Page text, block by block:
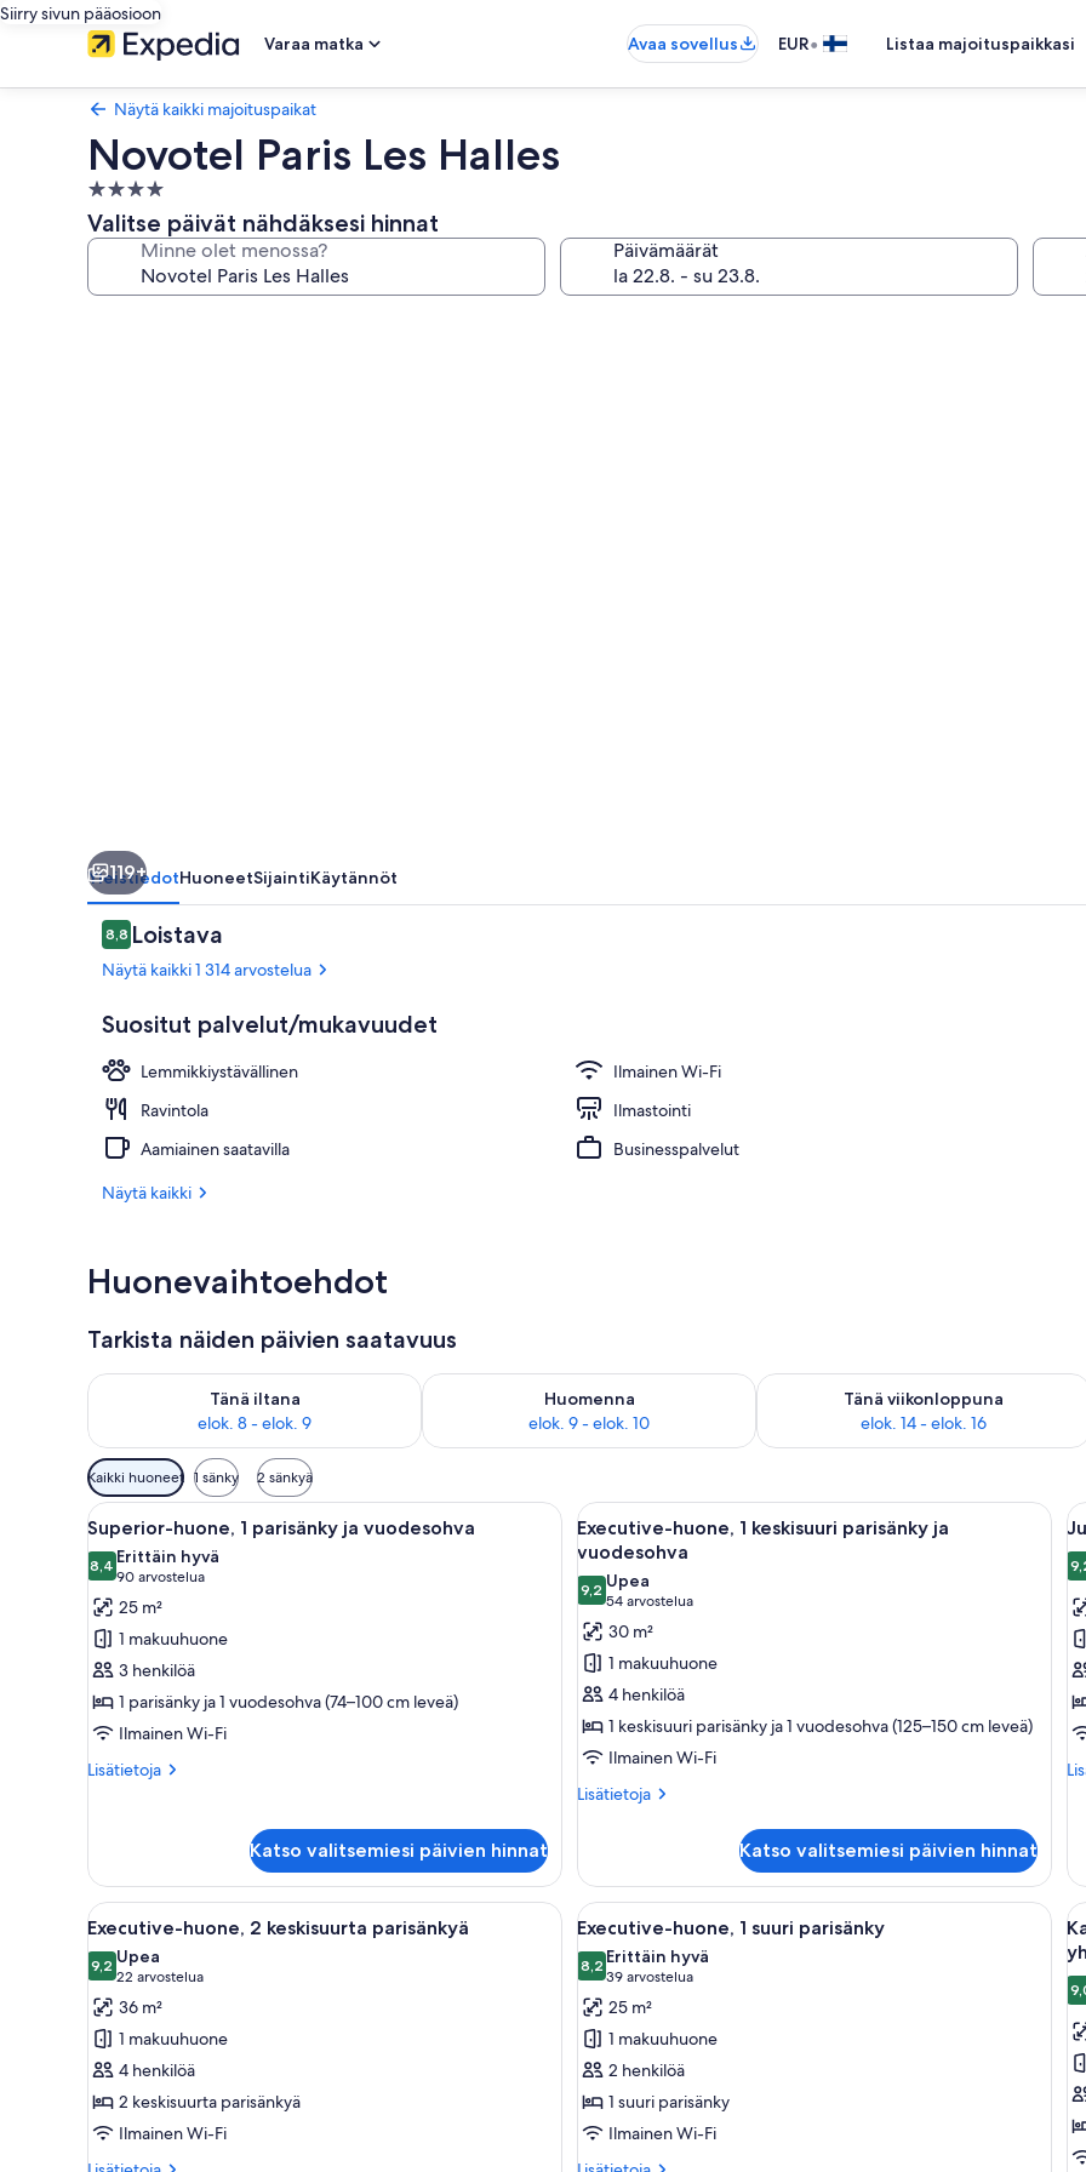
Siirry sivun pääosioon
Varaa matka
Avaa sovellus EUR• Listaa majoituspaikkasi
Näytä kaikki majoituspaikat
Novotel Paris Les Halles
4.0
tähden
majoituspaikka
Valitse päivät nähdäksesi hinnat
Minne olet menossa? Päivämäärät
119+
YleistiedotHuoneetSijaintiKäytännöt
Arvostelut
8,88,8 kautta 10.
Loistava
Näytä kaikki 1 314 arvostelua
Suositut palvelut/mukavuudet
Lemmikkiystävällinen
Ilmainen Wi-Fi
Ravintola
Ilmastointi
Aamiainen saatavilla
Businesspalvelut
Näytä kaikki
Huonevaihtoehdot
Tarkista näiden päivien saatavuus
Tänä iltana
elok. 8 - elok. 9
Tarkista tämän illan saatavuus elok. 8 - elok. 9
Huomenna
elok. 9 - elok. 10
Tarkista huomisen saatavuus elok. 9 - elok. 10
Tänä viikonloppuna
elok. 14 - elok. 16
Tarkista tämän viikonlopun saatavuus
Huoneille
saatavilla
olevia
suodattimia
Kaikki huoneet 1 sänky 2 sänkyä
Avaa
kaikki
huonetyypin
Superior-
huone,
parisänky
ja
vuodesohva
kuvat
Hotellihuone, jossa on sänky, työpöytä, tuoli, televisio ja ikkunasta avautuva näkymä kaupunkiin.
7
Superior-huone, 1 parisänky ja vuodesohva
8,48,4 kautta 10
Erittäin hyvä
90 arvostelua
(90
arvostelua)
25 m²
1 makuuhuone
3 henkilöä
1 parisänky ja 1 vuodesohva (74–100 cm leveä)
Ilmainen Wi-Fi
Lisätietoja
Lisätietoja
parisänky
ja
vuodesohva
Katso valitsemiesi päivien hinnat
Avaa
kaikki
huonetyypin
Executive-
huone,
keskisuuri
parisänky
ja
vuodesohva
kuvat
Hotellihuone, jossa on sänky, sohva,
6
Executive-huone, 1 keskisuuri parisänky ja
vuodesohva
9,29,2 kautta 10
Upea
54 arvostelua
(54
arvostelua)
30 m²
1 makuuhuone
4 henkilöä
1 keskisuuri parisänky ja 1 vuodesohva (125–150 cm leveä)
Ilmainen Wi-Fi
Lisätietoja
Lisätietoja
1
keskisuuri
parisänky
vuodesohva
Katso valitsemiesi päivien hinnat
Avaa
kaikki
huonetyypin
Executive-
huone,
2
keskisuurta
parisänkyä
kuvat
Hotellihuone, jossa on kaksi sänkyä, työpöytä, tuoli, televisio ja ikkuna, jossa on verhot.
5
Executive-huone, 2 keskisuurta parisänkyä
9,29,2 kautta 10
Upea
22 arvostelua
(22
arvostelua)
36 m²
1 makuuhuone
4 henkilöä
2 keskisuurta parisänkyä
Ilmainen Wi-Fi
Avaa
kaikki
huonetyypin
Executive-
huone,
suuri
parisänky
kuvat
Hotellihuone, jossa on suuri sänky,
7
Executive-huone, 1 suuri parisänky
8,28,2 kautta 10
Erittäin hyvä
39 arvostelua
(39
arvostelua)
25 m²
1 makuuhuone
2 henkilöä
1 suuri parisänky
Ilmainen Wi-Fi
2